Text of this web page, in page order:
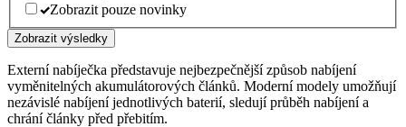
Zobrazit pouze novinky
Zobrazit výsledky
Externí nabíječka představuje nejbezpečnější způsob nabíjení
vyměnitelných akumulátorových článků. Moderní modely umožňují
nezávislé nabíjení jednotlivých baterií, sledují průběh nabíjení a
chrání články před přebitím.